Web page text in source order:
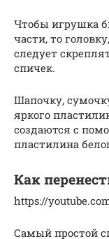
Чтобы игрушка
части, то
следует
спичек.
Шапочку,
яркого
создаются с
пластилина
Как
https://
Самый простой